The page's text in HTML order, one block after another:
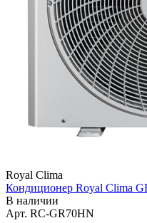
Royal Clima
Кондиционер Royal Clima
В наличии
Арт. RC-GR70HN